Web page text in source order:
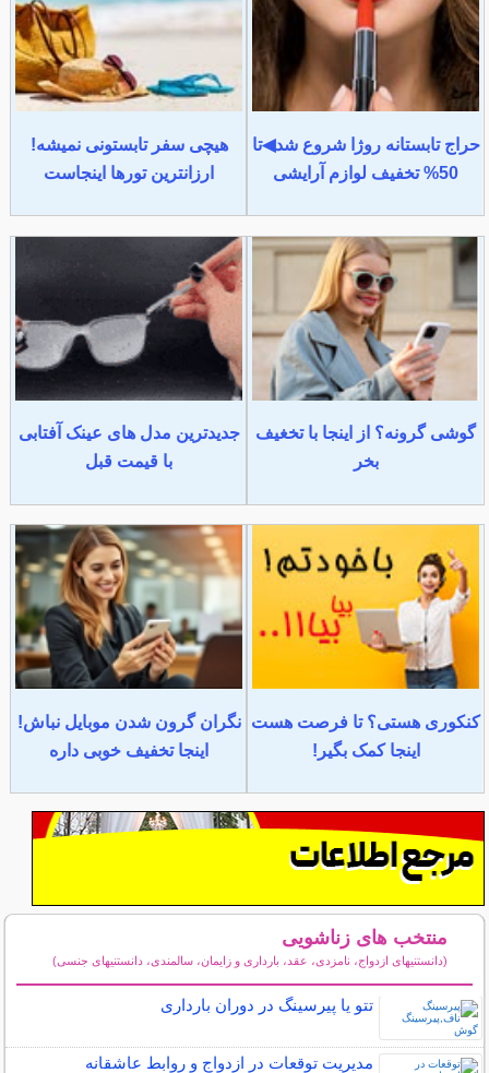
حراج تابستانه روژا شروع شد◀تا
50% تخفیف لوازم آرایشی
هیچی سفر تابستونی نمیشه!
ارزانترین تورها اینجاست
گوشی گرونه؟ از اینجا با تخغیف
بخر
جدیدترین مدل های عینک آفتابی
با قیمت قبل
کنکوری هستی؟ تا فرصت هست
اینجا کمک بگیر!
نگران گرون شدن موبایل نباش!
اینجا تخفیف خوبی داره
منتخب های زناشویی
(دانستنیهای ازدواج، نامزدی، عقد، بارداری و زایمان، سالمندی، دانستنیهای جنسی)
تتو یا پیرسینگ در دوران بارداری
مدیریت توقعات در ازدواج و روابط عاشقانه